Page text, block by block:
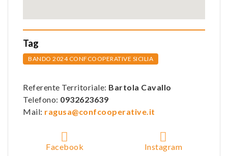
Tag
BANDO 2024 CONFCOOPERATIVE SICILIA
Referente Territoriale: Bartola Cavallo
Telefono: 0932623639
Mail: ragusa@confcooperative.it
Facebook Instagram